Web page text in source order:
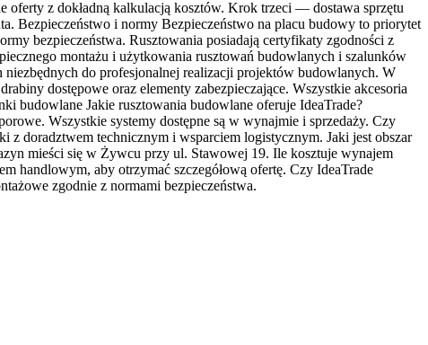
z dokładną kalkulacją kosztów. Krok trzeci — dostawa sprzętu
Bezpieczeństwo i normy Bezpieczeństwo na placu budowy to priorytet
bezpieczeństwa. Rusztowania posiadają certyfikaty zgodności z
montażu i użytkowania rusztowań budowlanych i szalunków
do profesjonalnej realizacji projektów budowlanych. W
dostępowe oraz elementy zabezpieczające. Wszystkie akcesoria
budowlane Jakie rusztowania budowlane oferuje IdeaTrade?
Wszystkie systemy dostępne są w wynajmie i sprzedaży. Czy
z doradztwem technicznym i wsparciem logistycznym. Jaki jest obszar
mieści się w Żywcu przy ul. Stawowej 19. Ile kosztuje wynajem
handlowym, aby otrzymać szczegółową ofertę. Czy IdeaTrade
zgodnie z normami bezpieczeństwa.